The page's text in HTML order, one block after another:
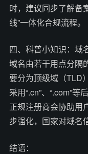
时，建议同步了解
线”一体化合规流程。
四、科普小知识：域
域名由若干用点分隔
要分为顶级域（TLD
采用“.cn”、“.com”等
正规注册商会协助用
步强化，国家对域名
结语：